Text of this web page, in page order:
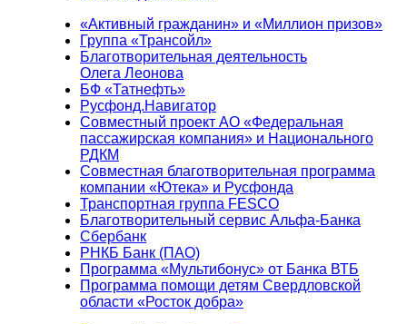
«Активный гражданин» и «Миллион призов»
Группа «Трансойл»
Благотворительная деятельность
Олега Леонова
БФ «Татнефть»
Русфонд.Навигатор
Совместный проект АО «Федеральная
пассажирская компания» и Национального
РДКМ
Совместная благотворительная программа
компании «Ютека» и Русфонда
Транспортная группа FESCO
Благотворительный сервис Альфа-Банка
Сбербанк
РНКБ Банк (ПАО)
Программа «Мультибонус» от Банка ВТБ
Программа помощи детям Свердловской
области «Росток добра»